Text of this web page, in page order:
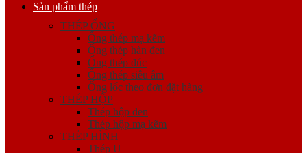
Sản phẩm thép
THÉP ỐNG
Ống thép mạ kẽm
Ống thép hàn đen
Ống thép đúc
Ống thép siêu âm
Ống lốc theo đơn đặt hàng
THÉP HỘP
Thép hộp đen
Thép hộp mạ kẽm
THÉP HÌNH
Thép U